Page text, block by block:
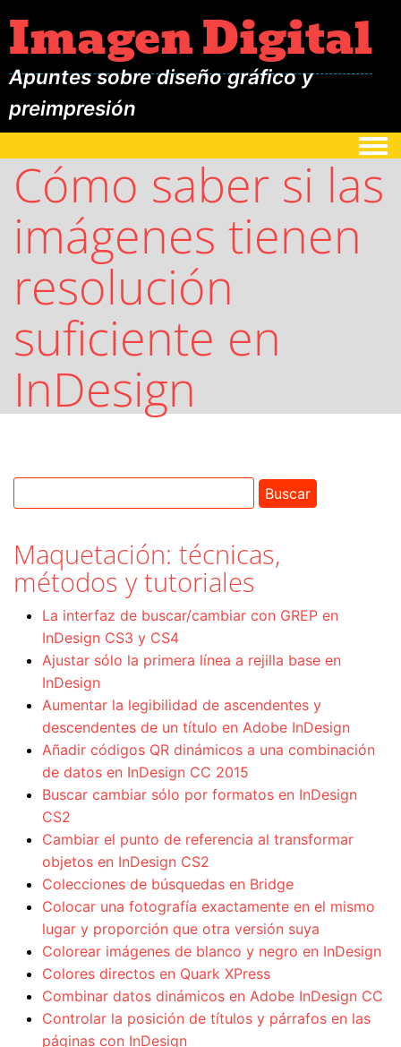
Imagen Digital
Apuntes sobre diseño gráfico y
preimpresión
Cómo saber si las
imágenes tienen
resolución
suficiente en
InDesign
Maquetación: técnicas,
métodos y tutoriales
La interfaz de buscar/cambiar con GREP en
InDesign CS3 y CS4
Ajustar sólo la primera línea a rejilla base en
InDesign
Aumentar la legibilidad de ascendentes y
descendentes de un título en Adobe InDesign
Añadir códigos QR dinámicos a una combinación
de datos en InDesign CC 2015
Buscar cambiar sólo por formatos en InDesign
CS2
Cambiar el punto de referencia al transformar
objetos en InDesign CS2
Colecciones de búsquedas en Bridge
Colocar una fotografía exactamente en el mismo
lugar y proporción que otra versión suya
Colorear imágenes de blanco y negro en InDesign
Colores directos en Quark XPress
Combinar datos dinámicos en Adobe InDesign CC
Controlar la posición de títulos y párrafos en las
páginas con InDesign